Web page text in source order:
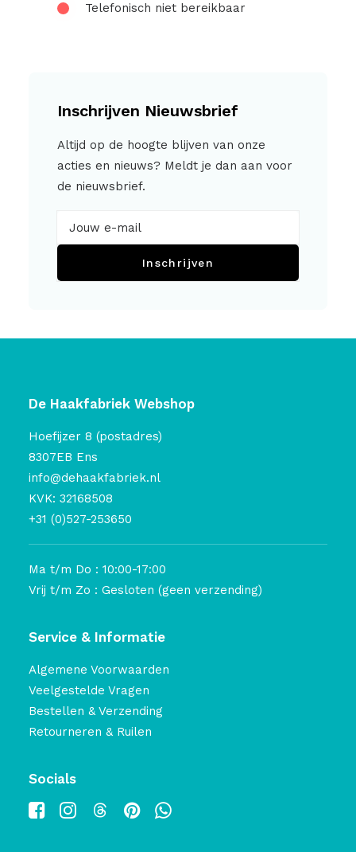
Telefonisch niet bereikbaar
Inschrijven Nieuwsbrief
Altijd op de hoogte blijven van onze
acties en nieuws? Meldt je dan aan voor
de nieuwsbrief.
Inschrijven
De Haakfabriek Webshop
Hoefijzer 8 (postadres)
8307EB Ens
info@dehaakfabriek.nl
KVK: 32168508
+31 (0)527-253650
Ma t/m Do : 10:00-17:00
Vrij t/m Zo : Gesloten (geen verzending)
Service & Informatie
Algemene Voorwaarden
Veelgestelde Vragen
Bestellen & Verzending
Retourneren & Ruilen
Socials